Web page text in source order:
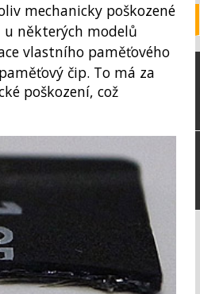
mechanicky poškozené
některých modelů
vlastního paměťového
čip. To má za
poškození, což